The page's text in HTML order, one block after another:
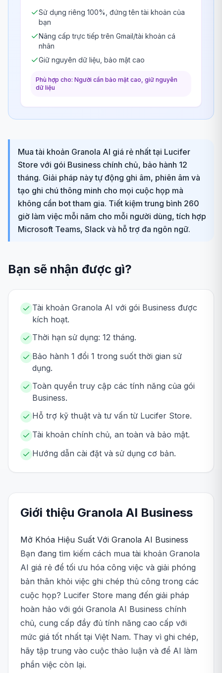
Sử dụng riêng 100%, đứng tên tài khoản của
bạn
Nâng cấp trực tiếp trên Gmail/tài khoản cá
nhân
Giữ nguyên dữ liệu, bảo mật cao
Phù hợp cho: Người cần bảo mật cao, giữ nguyên
dữ liệu
Mua tài khoản Granola AI giá rẻ nhất tại Lucifer
Store với gói Business chính chủ, bảo hành 12
tháng. Giải pháp này tự động ghi âm, phiên âm và
tạo ghi chú thông minh cho mọi cuộc họp mà
không cần bot tham gia. Tiết kiệm trung bình 260
giờ làm việc mỗi năm cho mỗi người dùng, tích hợp
Microsoft Teams, Slack và hỗ trợ đa ngôn ngữ.
Bạn sẽ nhận được gì?
Tài khoản Granola AI với gói Business được
kích hoạt.
Thời hạn sử dụng: 12 tháng.
Bảo hành 1 đổi 1 trong suốt thời gian sử
dụng.
Toàn quyền truy cập các tính năng của gói
Business.
Hỗ trợ kỹ thuật và tư vấn từ Lucifer Store.
Tài khoản chính chủ, an toàn và bảo mật.
Hướng dẫn cài đặt và sử dụng cơ bản.
Giới thiệu Granola AI Business
Mở Khóa Hiệu Suất Với Granola AI Business
Bạn đang tìm kiếm cách mua tài khoản Granola
AI giá rẻ để tối ưu hóa công việc và giải phóng
bản thân khỏi việc ghi chép thủ công trong các
cuộc họp? Lucifer Store mang đến giải pháp
hoàn hảo với gói Granola AI Business chính
chủ, cung cấp đầy đủ tính năng cao cấp với
mức giá tốt nhất tại Việt Nam. Thay vì ghi chép,
hãy tập trung vào cuộc thảo luận và để AI làm
phần việc còn lại.